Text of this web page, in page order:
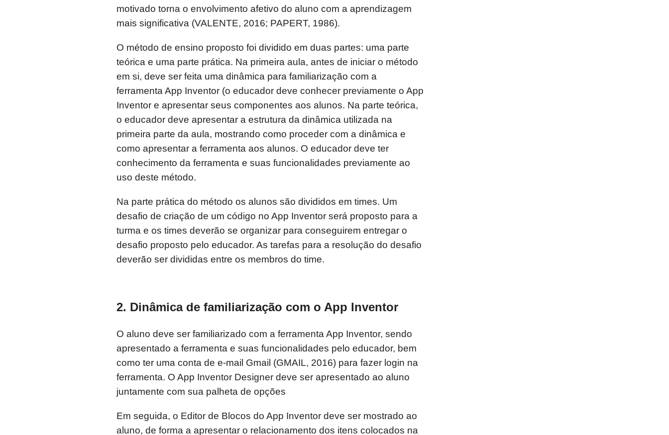
motivado torna o envolvimento afetivo do aluno com a aprendizagem
mais significativa (VALENTE, 2016; PAPERT, 1986).
O método de ensino proposto foi dividido em duas partes: uma parte
teórica e uma parte prática. Na primeira aula, antes de iniciar o método
em si, deve ser feita uma dinâmica para familiarização com a
ferramenta App Inventor (o educador deve conhecer previamente o App
Inventor e apresentar seus componentes aos alunos. Na parte teórica,
o educador deve apresentar a estrutura da dinâmica utilizada na
primeira parte da aula, mostrando como proceder com a dinâmica e
como apresentar a ferramenta aos alunos. O educador deve ter
conhecimento da ferramenta e suas funcionalidades previamente ao
uso deste método.
Na parte prática do método os alunos são divididos em times. Um
desafio de criação de um código no App Inventor será proposto para a
turma e os times deverão se organizar para conseguirem entregar o
desafio proposto pelo educador. As tarefas para a resolução do desafio
deverão ser divididas entre os membros do time.
2. Dinâmica de familiarização com o App Inventor
O aluno deve ser familiarizado com a ferramenta App Inventor, sendo
apresentado a ferramenta e suas funcionalidades pelo educador, bem
como ter uma conta de e-mail Gmail (GMAIL, 2016) para fazer login na
ferramenta. O App Inventor Designer deve ser apresentado ao aluno
juntamente com sua palheta de opções
Em seguida, o Editor de Blocos do App Inventor deve ser mostrado ao
aluno, de forma a apresentar o relacionamento dos itens colocados na